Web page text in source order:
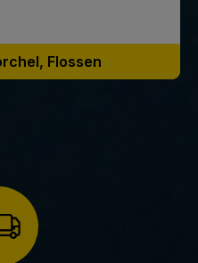
Flossen